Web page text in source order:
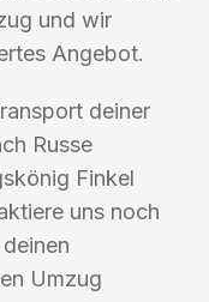
und wir
Angebot.
deiner
Russe
Finkel
uns noch
Umzug